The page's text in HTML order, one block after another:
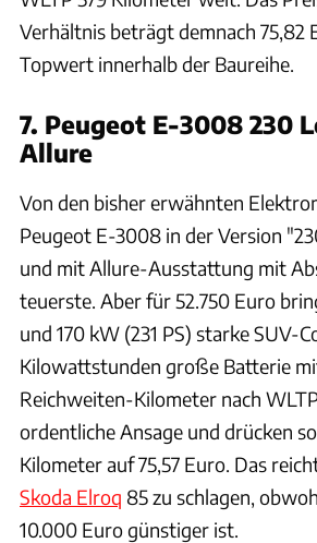
Verhältnis beträgt demnach 75,82
Topwert innerhalb der Baureihe.
7. Peugeot E-3008 230
Allure
Von den bisher erwähnten
Peugeot E-3008 in der Version
und mit Allure-Ausstattung mit
teuerste. Aber für 52.750 Euro
und 170 kW (231 PS) starke SUV-
Kilowattstunden große Batterie
Reichweiten-Kilometer nach
ordentliche Ansage und drücken
Kilometer auf 75,57 Euro. Das
Skoda Elroq 85 zu schlagen,
10.000 Euro günstiger ist.